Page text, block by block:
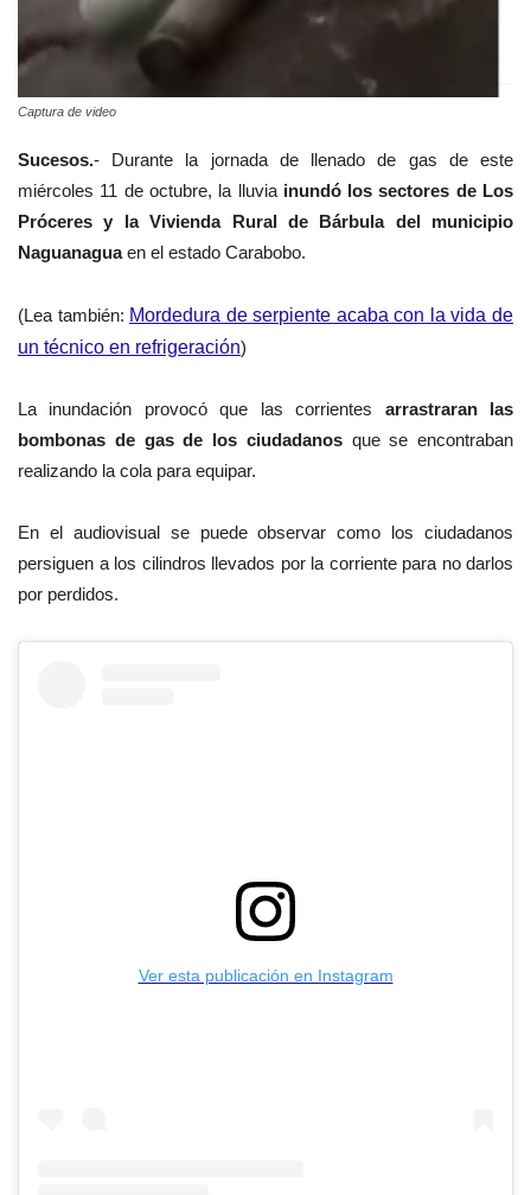
Captura de video
Sucesos.- Durante la jornada de llenado de gas de este
miércoles 11 de octubre, la lluvia inundó los sectores de Los
Próceres y la Vivienda Rural de Bárbula del municipio
Naguanaguaen el estado Carabobo.
(Lea también: Mordedura de serpiente acaba con la vida de
un técnico en refrigeración)
La inundación provocó que las corrientes arrastraran las
bombonas de gas de los ciudadanos que se encontraban
realizando la cola para equipar.
En el audiovisual se puede observar como los ciudadanos
persiguen a los cilindros llevados por la corriente para no darlos
por perdidos.
Ver esta publicación en Instagram